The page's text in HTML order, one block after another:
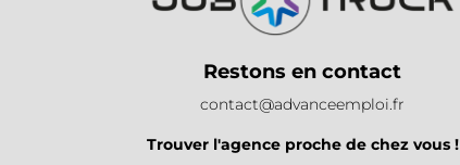
Restons en contact
contact@advanceemploi.fr
Trouver l'agence proche de chez vous !